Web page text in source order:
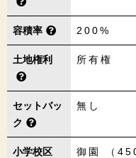
容積率 200%
土地権利 所有権
セットバッ
ク
無し
小学校区 御園 （